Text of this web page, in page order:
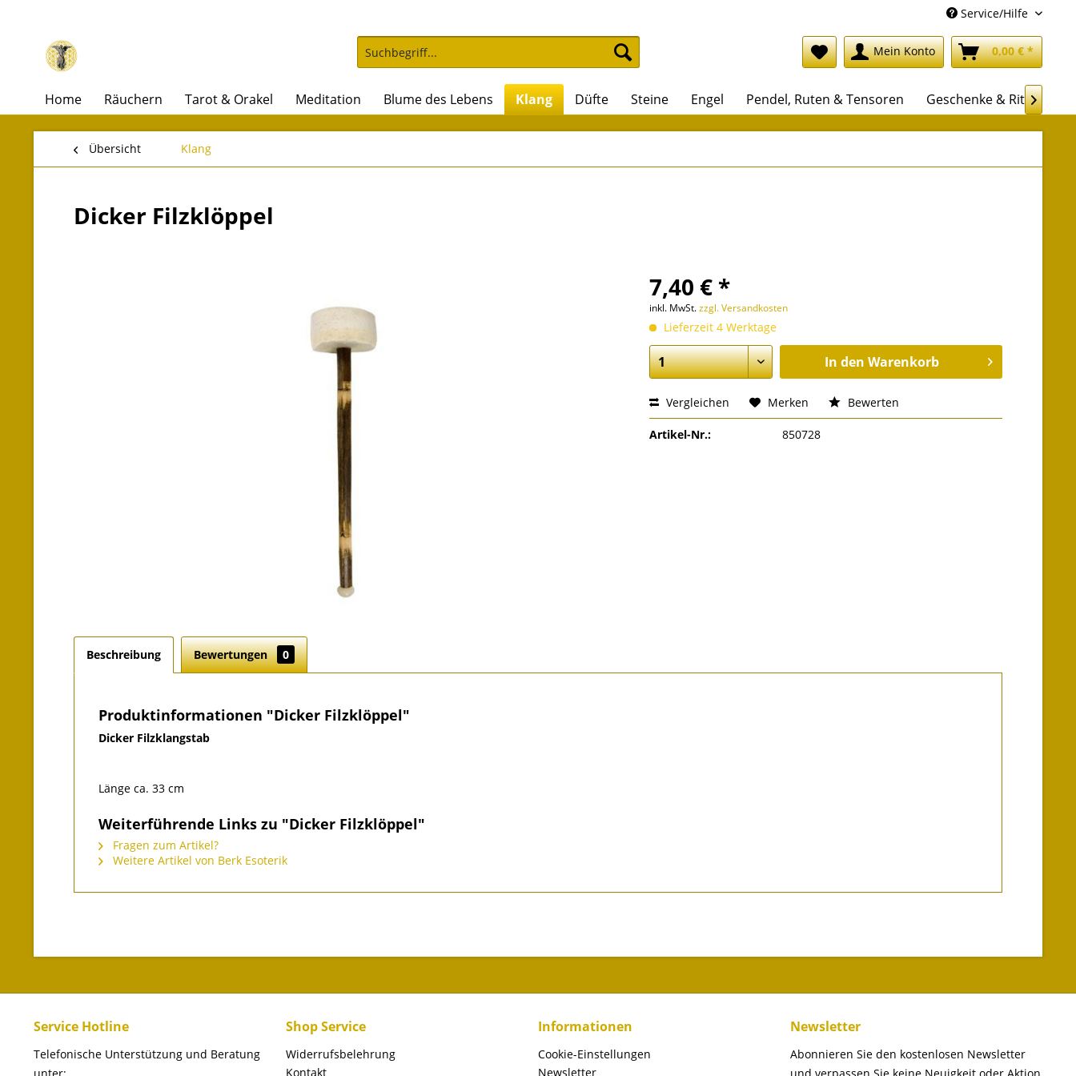
Service/Hilfe
Mein Konto 0,00 € *
Home Räuchern Tarot & Orakel Meditation Blume des Lebens Klang Düfte Steine Engel Pendel, Ruten & Tensoren Geschenke & Rituale

Übersicht Klang
Dicker Filzklöppel
7,40 € *
inkl. MwSt.zzgl. Versandkosten
Lieferzeit 4 Werktage
In den Warenkorb
Vergleichen Merken Bewerten
Artikel-Nr.: 850728
Beschreibung Bewertungen 0
Produktinformationen "Dicker Filzklöppel"
Dicker Filzklangstab
Länge ca. 33 cm
Weiterführende Links zu "Dicker Filzklöppel"
Fragen zum Artikel?
Weitere Artikel von Berk Esoterik
Service Hotline
Telefonische Unterstützung und Beratung
Shop Service
Widerrufsbelehrung
Kontakt
Informationen
Cookie-Einstellungen
Newsletter
Newsletter
Abonnieren Sie den kostenlosen Newsletter